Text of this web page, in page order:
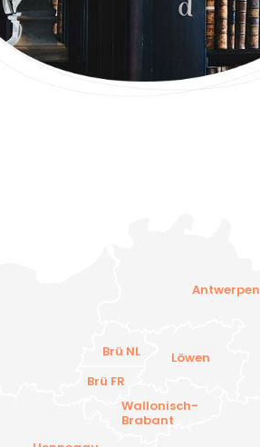
Antwerpen
Löwen
Brü NL
Brü FR
Wallonisch-
Brabant